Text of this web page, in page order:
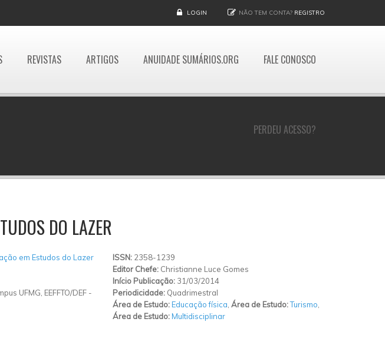
LOGIN NÃO TEM CONTA? REGISTRO
REVISTAS ARTIGOS ANUIDADE SUMÁRIOS.ORG FALE CONOSCO
PERDEU ACESSO?
DO LAZER
em Estudos do Lazer
UFMG, EEFFTO/DEF-
ISSN: 2358-1239
Editor Chefe: Christianne Luce Gomes
Início Publicação: 31/03/2014
Periodicidade: Quadrimestral
Área de Estudo:Educação física Área de Estudo:Turismo
Área de Estudo:Multidisciplinar